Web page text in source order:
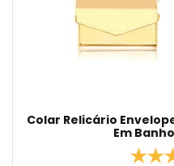
Colar Relicário
Em